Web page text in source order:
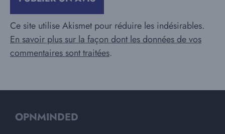
Ce site utilise Akismet pour réduire les indésirables.
En savoir plus sur la façon dont les données de vos
commentaires sont traitées.
OPNMINDED